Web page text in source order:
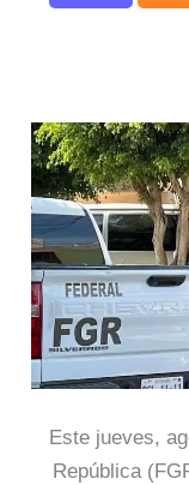
Este jueves,
República